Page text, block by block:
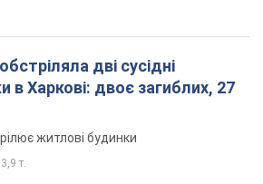
дві сусідні
в Харкові: двоє загиблих, 27
житлові будинки
3,9 т.